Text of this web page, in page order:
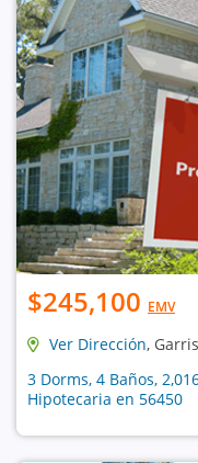
$245,100 EMV
Ver Dirección,
3 Dorms, 4 Baños,
Hipotecaria en 56450